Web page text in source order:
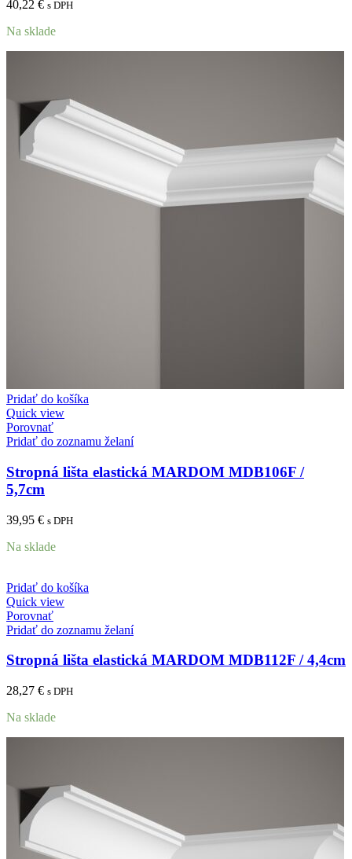
40,22 € s DPH
Na sklade
Pridať do košíka
Quick view
Porovnať
Pridať do zoznamu želaní
Stropná lišta elastická MARDOM MDB106F /
5,7cm
39,95 € s DPH
Na sklade
Pridať do košíka
Quick view
Porovnať
Pridať do zoznamu želaní
Stropná lišta elastická MARDOM MDB112F / 4,4cm
28,27 € s DPH
Na sklade